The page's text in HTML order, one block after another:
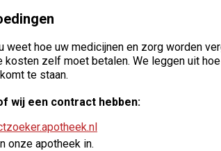
weet hoe uw medicijnen en zorg worden
kosten zelf moet betalen. We leggen uit
te staan.
wij een contract hebben:
onze apotheek in.